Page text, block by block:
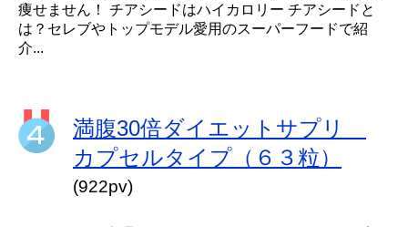
痩せません！ チアシードはハイカロリー チアシードと
は？セレブやトップモデル愛用のスーパーフードで紹
介...
満腹30倍ダイエットサプリ
カプセルタイプ（６３粒）
(922pv)